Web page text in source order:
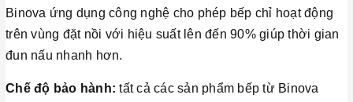
Binova ứng dụng công nghệ cho phép bếp chỉ hoạt động
trên vùng đặt nồi với hiệu suất lên đến 90% giúp thời gian
đun nấu nhanh hơn.
Chế độ bảo hành: tất cả các sản phẩm bếp từ Binova